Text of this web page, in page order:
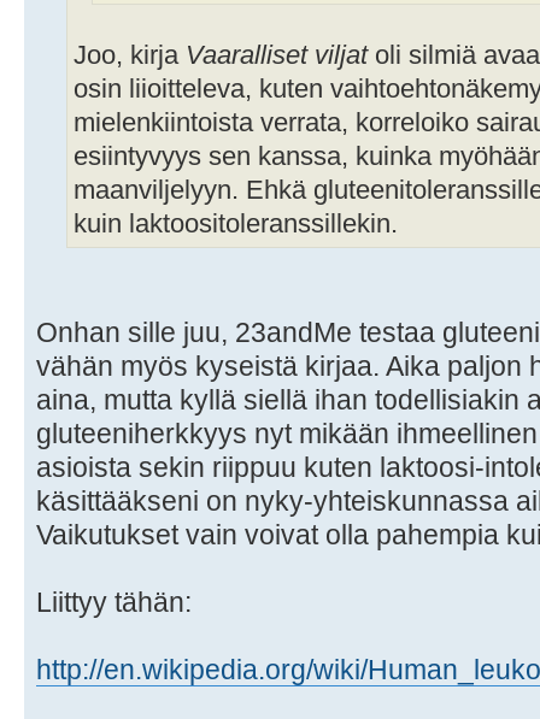
Joo, kirja Vaaralliset viljatoli silmiä
osin liioitteleva, kuten
mielenkiintoista verrata, korreloiko
esiintyvyys sen kanssa, kuinka
maanviljelyyn. Ehkä
kuin laktoositoleranssillekin.
Onhan sille juu, 23andMe testaa
vähän myös kyseistä kirjaa. Aika paljon
aina, mutta kyllä siellä ihan todellisiakin
gluteeniherkkyys nyt mikään
asioista sekin riippuu kuten laktoosi-
käsittääkseni on nyky-yhteiskunnassa
Vaikutukset vain voivat olla pahempia
Liittyy tähän:
http://en.wikipedia.org/wiki/